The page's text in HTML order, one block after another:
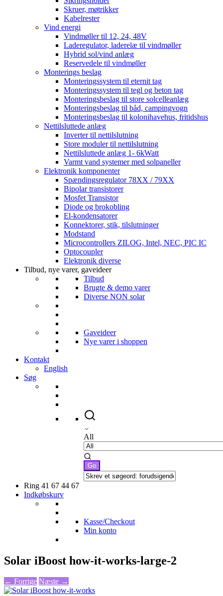
Skruer, møtrikker
Kabelrester
Vind energi
Vindmøller til 12, 24, 48V
Laderegulator, laderelæ til vindmøller
Hybrid sol/vind anlæg
Reservedele til vindmøller
Monterings beslag
Monteringssystem til eternit tag
Monteringssystem til tegl og beton tag
Monteringsbeslag til store solcelleanlæg
Monteringsbeslag til båd, campingvogn
Monteringsbeslag til kolonihavehus, fritidshus
Nettilsluttede anlæg
Inverter til nettilslutning
Store moduler til nettilslutning
Nettilsluttede anlæg 1- 6kWatt
Varmt vand systemer med solpaneller
Elektronik komponenter
Spændingsregulator 78XX / 79XX
Bipolar transistorer
Mosfet Transistor
Diode og brokobling
El-kondensatorer
Konnektorer, stik, tilslutninger
Modstand
Microcontrollers ZILOG, Intel, NEC, PIC IC
Optocoupler
Elektronik diverse
Tilbud, nye varer, gaveideer
Tilbud
Brugte & demo varer
Diverse NON solar
Gaveideer
Nye varer i shoppen
Kontakt
English
Søg
All
Ring 41 67 44 67
Indkøbskurv
Kasse/Checkout
Min konto
Solar iBoost how-it-works-large-2
← Forrige Næste →